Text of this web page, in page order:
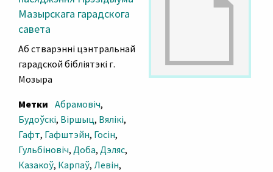
Мазырскага гарадскога
савета
Аб стварэнні цэнтральнай
гарадской бібліятэкі г.
Мозыра
Метки Абрамовіч,
Будоўскі, Віршыц, Вялікі,
Гафт, Гафштэйн, Госін,
Гульбіновіч, Доба, Дэляс,
Казакоў, Карпаў, Левін,